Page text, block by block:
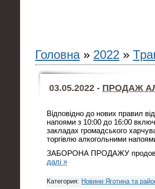
Головна» 2022 »
03.05.2022 - ПРОДАЖ
Відповідно до нових правил
напоями з 10:00 до 16:00
закладах громадського
торгівлю алкогольними
ЗАБОРОНА ПРОДАЖУ
далі »
Категория: Новини Яготина та